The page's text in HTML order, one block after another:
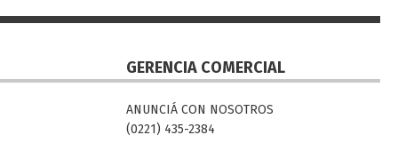
GERENCIA COMERCIAL
ANUNCIÁ CON NOSOTROS
(0221) 435-2384